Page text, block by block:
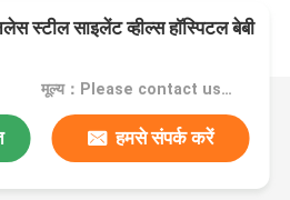
स्टील साइलेंट व्हील्स हॉस्पिटल बेबी
मूल्य：Please contact us for the price
हमसे संपर्क करें